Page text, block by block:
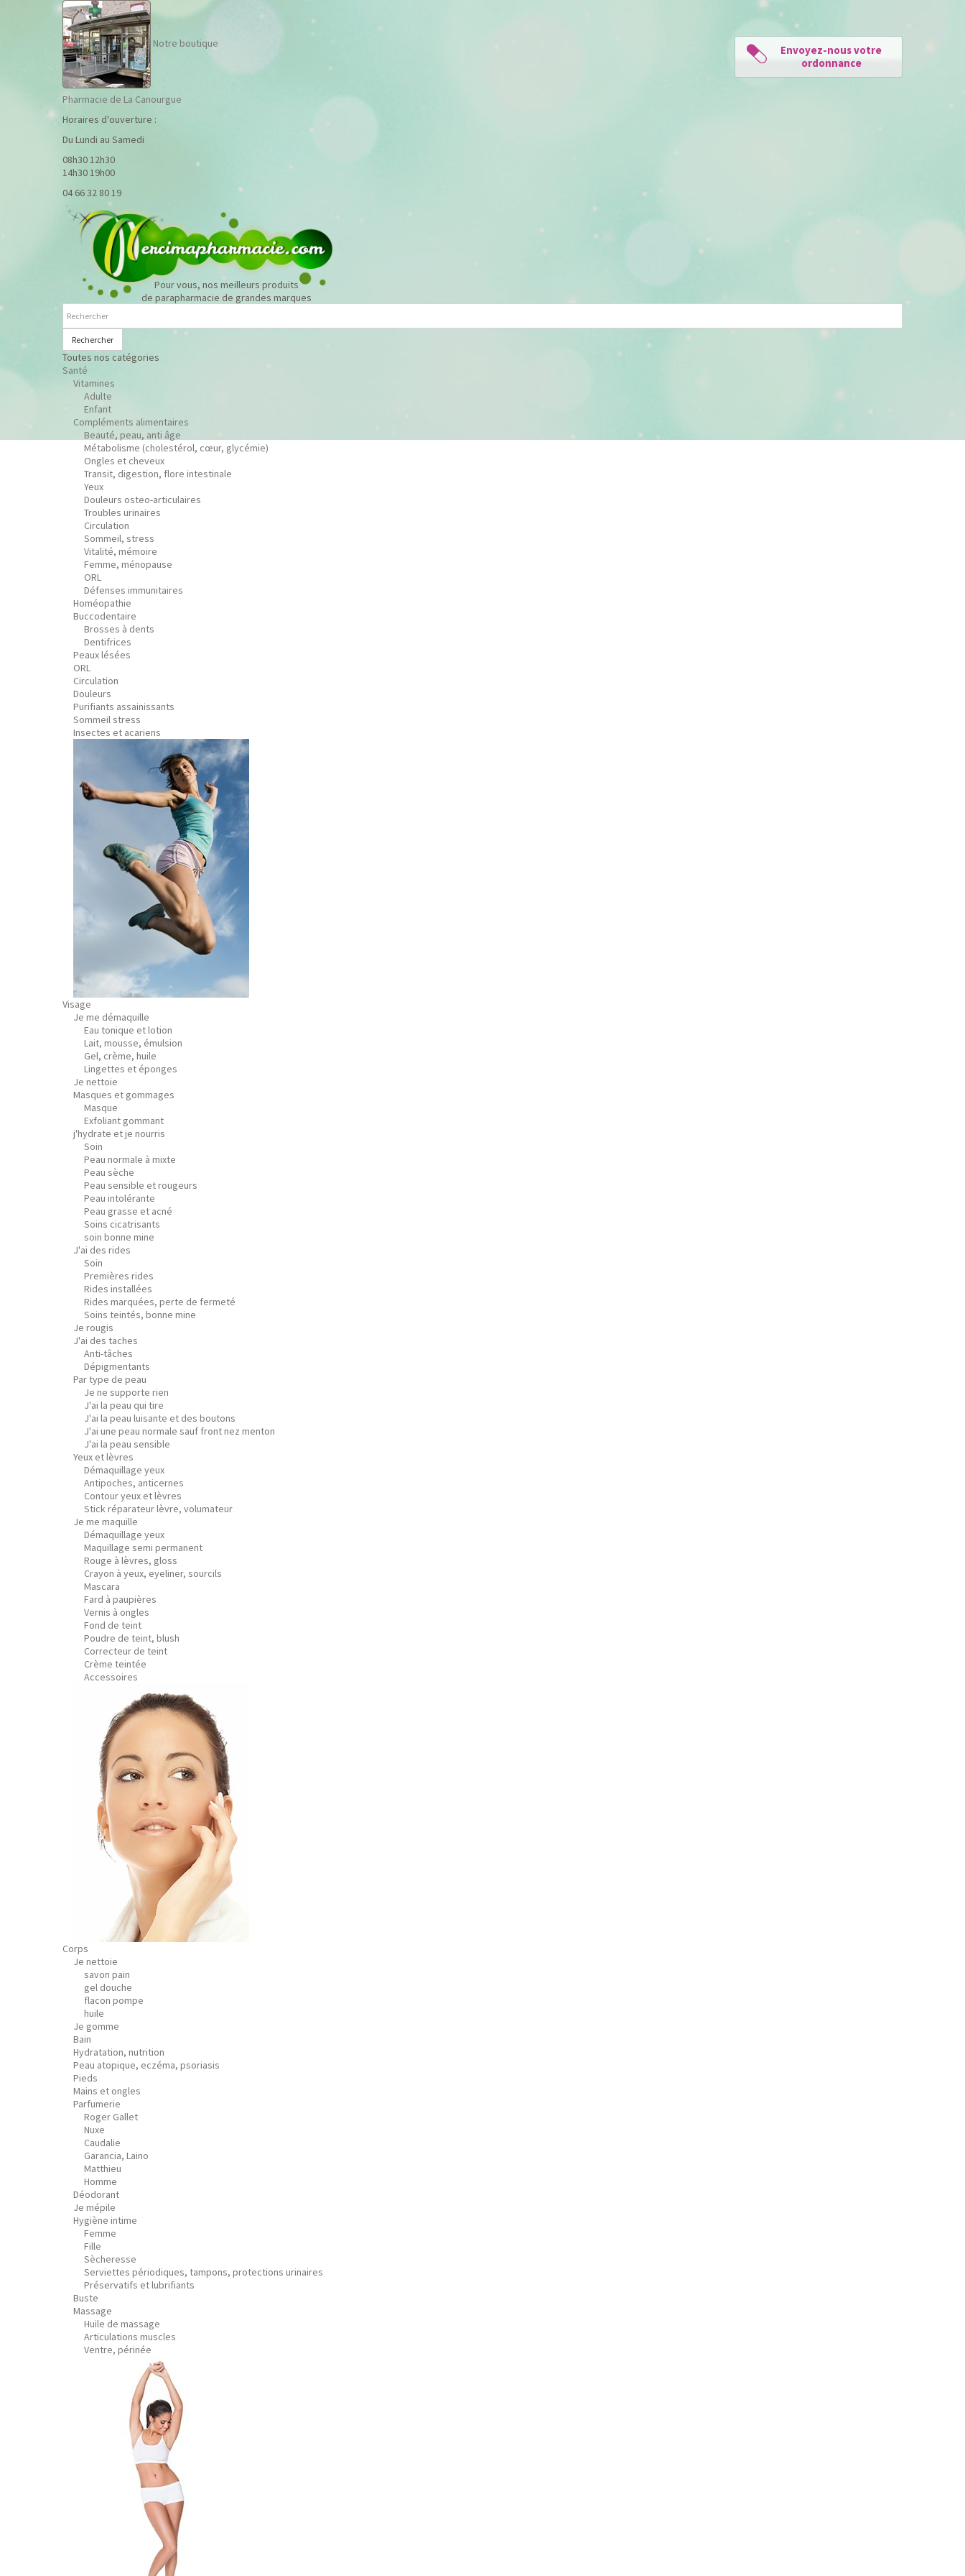
Notre boutique
Pharmacie de La Canourgue
Horaires d'ouverture :
Du Lundi au Samedi
08h30 12h30
14h30 19h00
04 66 32 80 19
Pour vous, nos meilleurs produits
de parapharmacie de grandes marques
Rechercher
Toutes nos catégories
Santé
Vitamines
Adulte
Enfant
Compléments alimentaires
Beauté, peau, anti âge
Métabolisme (cholestérol, cœur, glycémie)
Ongles et cheveux
Transit, digestion, flore intestinale
Yeux
Douleurs osteo-articulaires
Troubles urinaires
Circulation
Sommeil, stress
Vitalité, mémoire
Femme, ménopause
ORL
Défenses immunitaires
Homéopathie
Buccodentaire
Brosses à dents
Dentifrices
Peaux lésées
ORL
Circulation
Douleurs
Purifiants assainissants
Sommeil stress
Insectes et acariens
Visage
Je me démaquille
Eau tonique et lotion
Lait, mousse, émulsion
Gel, crème, huile
Lingettes et éponges
Je nettoie
Masques et gommages
Masque
Exfoliant gommant
j'hydrate et je nourris
Soin
Peau normale à mixte
Peau sèche
Peau sensible et rougeurs
Peau intolérante
Peau grasse et acné
Soins cicatrisants
soin bonne mine
J'ai des rides
Soin
Premières rides
Rides installées
Rides marquées, perte de fermeté
Soins teintés, bonne mine
Je rougis
J'ai des taches
Anti-tâches
Dépigmentants
Par type de peau
Je ne supporte rien
J'ai la peau qui tire
J'ai la peau luisante et des boutons
J'ai une peau normale sauf front nez menton
J'ai la peau sensible
Yeux et lèvres
Démaquillage yeux
Antipoches, anticernes
Contour yeux et lèvres
Stick réparateur lèvre, volumateur
Je me maquille
Démaquillage yeux
Maquillage semi permanent
Rouge à lèvres, gloss
Crayon à yeux, eyeliner, sourcils
Mascara
Fard à paupières
Vernis à ongles
Fond de teint
Poudre de teint, blush
Correcteur de teint
Crème teintée
Accessoires
Corps
Je nettoie
savon pain
gel douche
flacon pompe
huile
Je gomme
Bain
Hydratation, nutrition
Peau atopique, eczéma, psoriasis
Pieds
Mains et ongles
Parfumerie
Roger Gallet
Nuxe
Caudalie
Garancia, Laino
Matthieu
Homme
Déodorant
Je mépile
Hygiène intime
Femme
Fille
Sècheresse
Serviettes périodiques, tampons, protections urinaires
Préservatifs et lubrifiants
Buste
Massage
Huile de massage
Articulations muscles
Ventre, périnée
Envoyez-nous votre
ordonnance